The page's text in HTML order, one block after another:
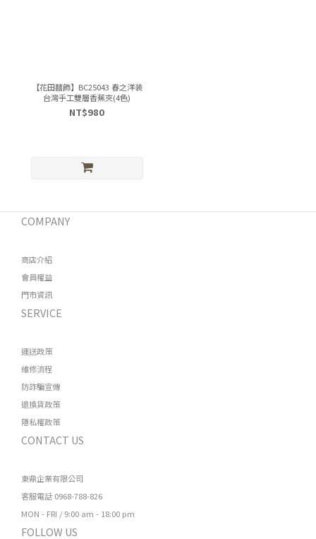
【花田囍飾】BC25043 春之洋装
台灣手工雙層香蕉夾(4色)
NT$980
COMPANY
商店介紹
會員權益
門市資訊
SERVICE
運送政策
維修流程
防詐騙宣傳
退換貨政策
隱私權政策
CONTACT US
東鼎企業有限公司
客服電話 0968-788-826
MON - FRI / 9:00 am - 18:00 pm
FOLLOW US